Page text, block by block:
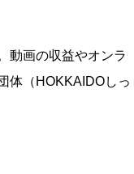
動画の収益やオンラ
体（HOKKAIDOしっ